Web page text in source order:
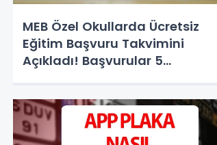
MEB Özel Okullarda Ücretsiz
Eğitim Başvuru Takvimini
Açıkladı! Başvurular 5